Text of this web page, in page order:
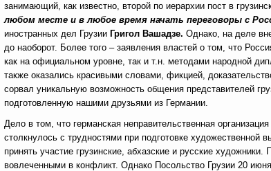
занимающий, как известно, второй по иерархии пост в
любом месте и в любое время начать переговоры с
иностранных дел Грузии Григол Вашадзе. Однако, на деле
до наоборот. Более того – заявления властей о том, что
как на официальном уровне, так и т.н. методами народной
также оказались красивыми словами, фикцией,
сорвал уникальную возможность общения представителей
подготовленную нашими друзьями из Германии.
Дело в том, что германская неправительственная
столкнулось с трудностями при подготовке
принять участие грузинские, абхазские и русские
вовлеченными в конфликт. Однако Посольство Грузии 20